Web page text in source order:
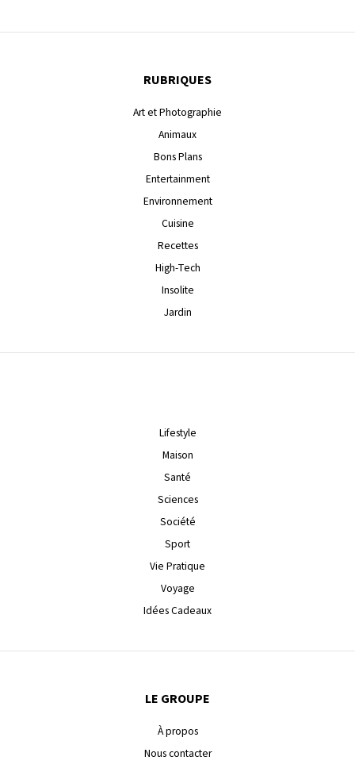
RUBRIQUES
Art et Photographie
Animaux
Bons Plans
Entertainment
Environnement
Cuisine
Recettes
High-Tech
Insolite
Jardin
Lifestyle
Maison
Santé
Sciences
Société
Sport
Vie Pratique
Voyage
Idées Cadeaux
LE GROUPE
À propos
Nous contacter